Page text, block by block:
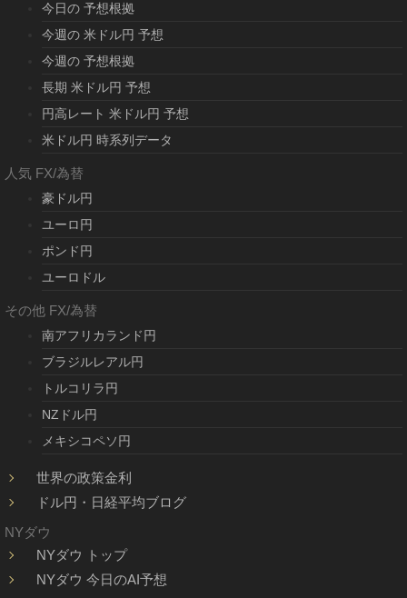
今日の 予想根拠
今週の 米ドル円 予想
今週の 予想根拠
長期 米ドル円 予想
円高レート 米ドル円 予想
米ドル円 時系列データ
人気 FX/為替
豪ドル円
ユーロ円
ポンド円
ユーロドル
その他 FX/為替
南アフリカランド円
ブラジルレアル円
トルコリラ円
NZドル円
メキシコペソ円
世界の政策金利
ドル円・日経平均ブログ
NYダウ
NYダウ トップ
NYダウ 今日のAI予想